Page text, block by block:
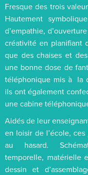
Fresque des trois
Hautement
d’empathie,
créativité en planifiant
que des chaises et
une bonne dose de
téléphonique mis à la
ils ont également
une cabine
Aidés de leur
en loisir de l’école,
au hasard.
temporelle, matérielle
dessin et